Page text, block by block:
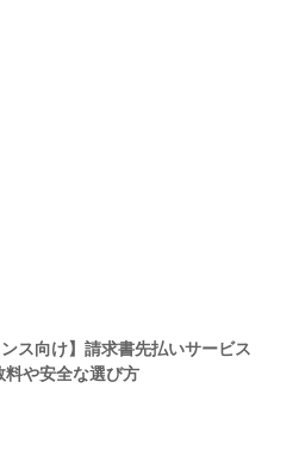
ンス向け】請求書先払いサービス
料や安全な選び方